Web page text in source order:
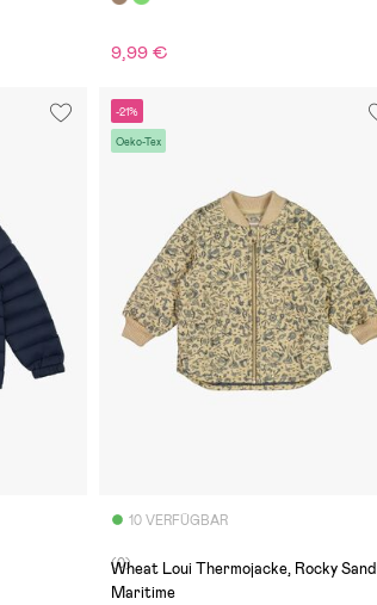
9,99 €
-21%
Oeko-Tex
10 VERFÜGBAR
(0)
Wheat Loui Thermojacke, Rocky Sand
Maritime